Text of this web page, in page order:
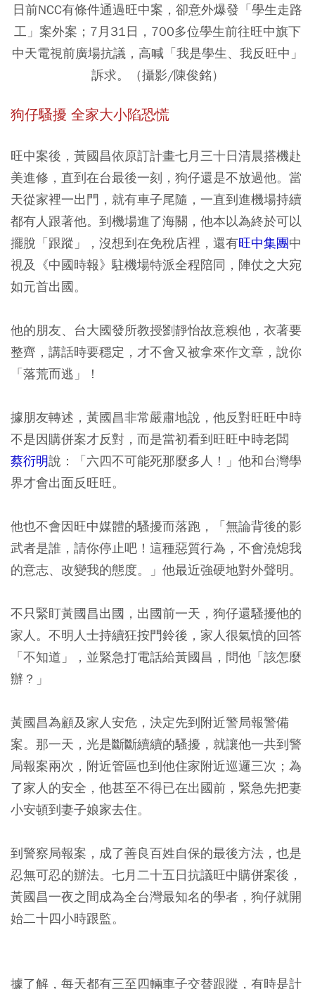
日前NCC有條件通過旺中案，卻意外爆發「學生走路
工」案外案；7月31日，700多位學生前往旺中旗下
中天電視前廣場抗議，高喊「我是學生、我反旺中」
訴求。（攝影/陳俊銘）
狗仔騷擾 全家大小陷恐慌
旺中案後，黃國昌依原訂計畫七月三十日清晨搭機赴
美進修，直到在台最後一刻，狗仔還是不放過他。當
天從家裡一出門，就有車子尾隨，一直到進機場持續
都有人跟著他。到機場進了海關，他本以為終於可以
擺脫「跟蹤」，沒想到在免稅店裡，還有旺中集團中
視及《中國時報》駐機場特派全程陪同，陣仗之大宛
如元首出國。
他的朋友、台大國發所教授劉靜怡故意糗他，衣著要
整齊，講話時要穩定，才不會又被拿來作文章，說你
「落荒而逃」！
據朋友轉述，黃國昌非常嚴肅地說，他反對旺旺中時
不是因購併案才反對，而是當初看到旺旺中時老闆
蔡衍明說：「六四不可能死那麼多人！」他和台灣學
界才會出面反旺旺。
他也不會因旺中媒體的騷擾而落跑，「無論背後的影
武者是誰，請你停止吧！這種惡質行為，不會澆熄我
的意志、改變我的態度。」他最近強硬地對外聲明。
不只緊盯黃國昌出國，出國前一天，狗仔還騷擾他的
家人。不明人士持續狂按門鈴後，家人很氣憤的回答
「不知道」，並緊急打電話給黃國昌，問他「該怎麼
辦？」
黃國昌為顧及家人安危，決定先到附近警局報警備
案。那一天，光是斷斷續續的騷擾，就讓他一共到警
局報案兩次，附近管區也到他住家附近巡邏三次；為
了家人的安全，他甚至不得已在出國前，緊急先把妻
小安頓到妻子娘家去住。
到警察局報案，成了善良百姓自保的最後方法，也是
忍無可忍的辦法。七月二十五日抗議旺中購併案後，
黃國昌一夜之間成為全台灣最知名的學者，狗仔就開
始二十四小時跟監。
據了解，每天都有三至四輛車子交替跟蹤，有時是計